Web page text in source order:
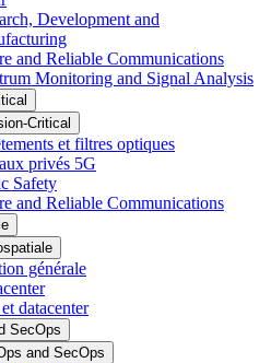
Development and
and Reliable Communications
Monitoring and Signal Analysis
Critical
et filtres optiques
privés 5G
Safety
and Reliable Communications
générale
datacenter
SecOps
and SecOps